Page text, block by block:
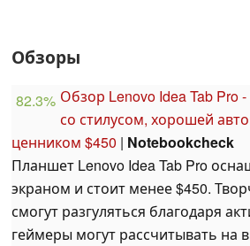
Обзоры
82.3% Обзор Lenovo Idea Tab
со стилусом, хорошей
ценником $450 | Notebookcheck
Планшет Lenovo Idea Tab Pro
экраном и стоит менее $450.
смогут разгуляться благодаря
геймеры могут рассчитывать на